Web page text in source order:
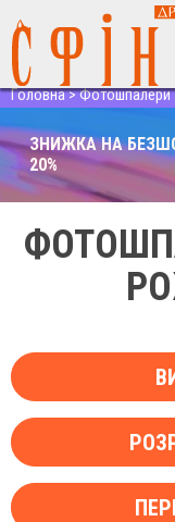
Головна>Фотошпалери
ЗНИЖКА НА
20%